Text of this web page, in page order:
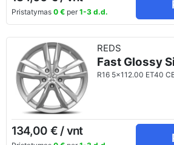
Pristatymas 0 €per 1-3 d.d.
REDS
Fast Glossy
R16 5x112.00 ET40
134,00 € / vnt